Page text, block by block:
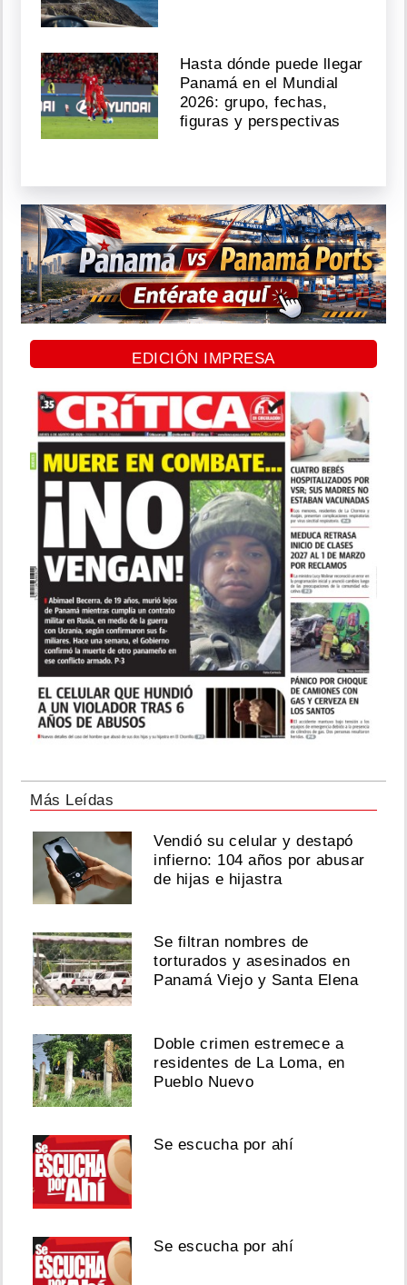
Hasta dónde puede llegar
Panamá en el Mundial
2026: grupo, fechas,
figuras y perspectivas
EDICIÓN IMPRESA
Más Leídas
Vendió su celular y destapó
infierno: 104 años por abusar
de hijas e hijastra
Se filtran nombres de
torturados y asesinados en
Panamá Viejo y Santa Elena
Doble crimen estremece a
residentes de La Loma, en
Pueblo Nuevo
Se escucha por ahí
Se escucha por ahí